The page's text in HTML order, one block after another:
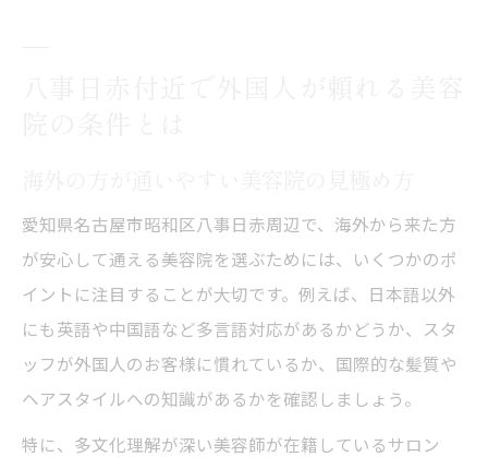
愛知県名古屋市昭和区八事日赤周辺で、海外から来た方
が安心して通える美容院を選ぶためには、いくつかのポ
イントに注目することが大切です。例えば、日本語以外
にも英語や中国語など多言語対応があるかどうか、スタ
ッフが外国人のお客様に慣れているか、国際的な髪質や
ヘアスタイルへの知識があるかを確認しましょう。
特に、多文化理解が深い美容師が在籍しているサロン